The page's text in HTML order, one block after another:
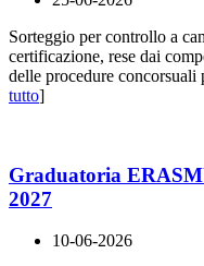
Sorteggio per controllo a
certificazione, rese dai
delle procedure
tutto]
Graduatoria
2027
10-06-2026